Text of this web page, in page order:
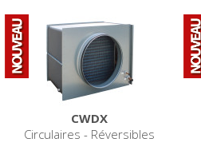
CWDX
Circulaires - Réversibles